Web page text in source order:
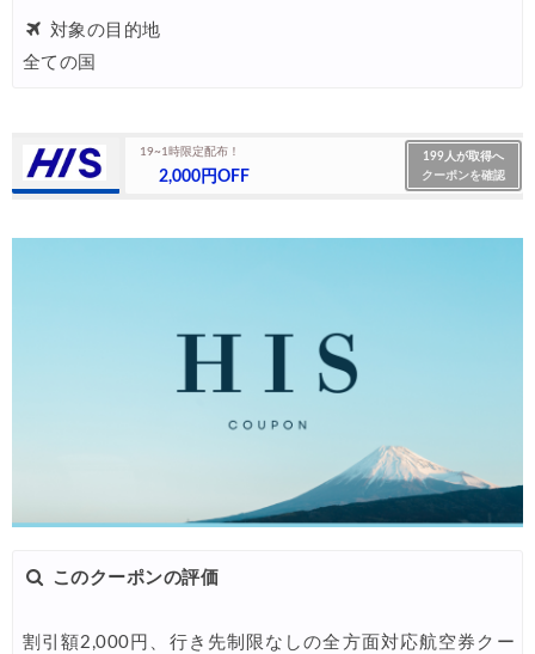
対象の目的地
全ての国
19~1時限定配布！
2,000円OFF
199人が取得へ
クーポンを確認
このクーポンの評価
割引額2,000円、行き先制限なしの全方面対応航空券クー